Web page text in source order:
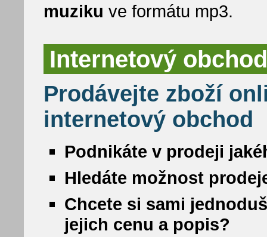
muziku ve formátu mp3.
Internetový
Prodávejte zboží
internetový obchod
Podnikáte v prodeji
Hledáte možnost
Chcete si sami
jejich cenu a popis?